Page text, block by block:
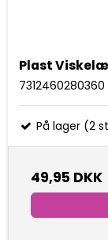
Plast
7312460280360
På lager (2
49,95 DKK